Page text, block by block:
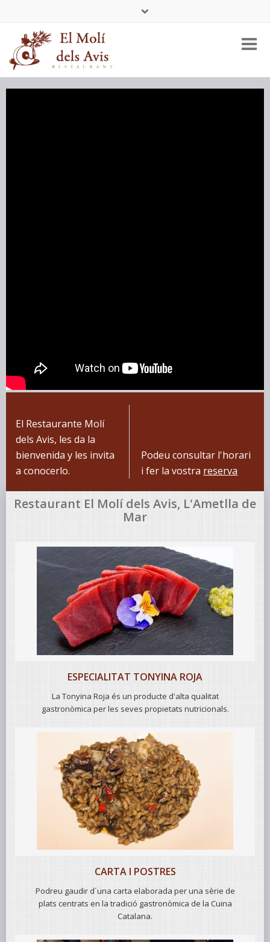
Tel:
El Restaurante Molí
dels Avis, les da la
bienvenida y les invita
a conocerlo.
Podeu consultar l'horari
i fer la vostra reserva
Restaurant El Molí dels Avis, L'Ametlla de
Mar
ESPECIALITAT TONYINA ROJA
La Tonyina Roja és un producte d'alta qualitat
gastronòmica per les seves propietats nutricionals.
CARTA I POSTRES
Podreu gaudir d´una carta elaborada per una sèrie de
plats centrats en la tradició gastronòmica de la Cuina
Catalana.